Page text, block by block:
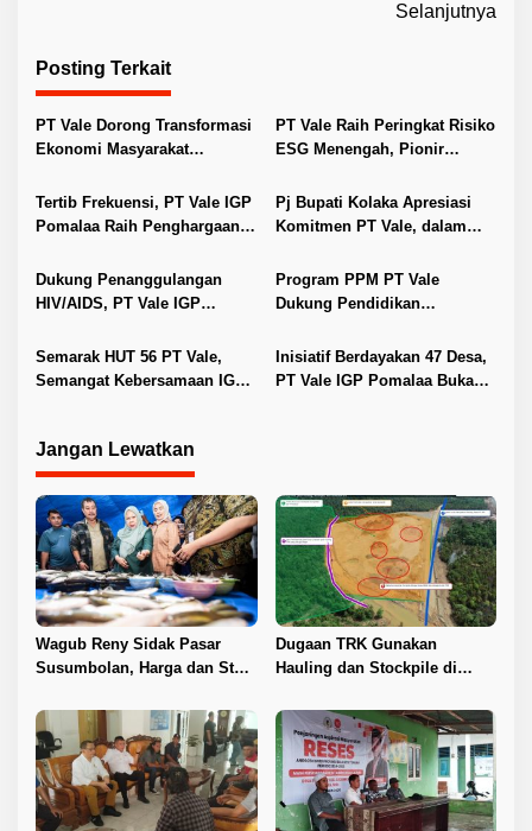
a
s
i
p
o
s
Selanjutnya
Posting Terkait
PT Vale Dorong Transformasi
Ekonomi Masyarakat
PT Vale Raih Peringkat Risiko
ESG Menengah, Pionir
Tertib Frekuensi, PT Vale IGP
Pomalaa Raih Penghargaan
Pj Bupati Kolaka Apresiasi
Komitmen PT Vale, dalam
Berkelanjutan
Dukung Penanggulangan
HIV/AIDS, PT Vale IGP
Kemnaker Kategori Gold
Program PPM PT Vale
Dukung Pendidikan
Kolaka
Semarak HUT 56 PT Vale,
Semangat Kebersamaan IGP
Inisiatif Berdayakan 47 Desa,
PT Vale IGP Pomalaa Buka
Jangan Lewatkan
Wagub Reny Sidak Pasar
Susumbolan, Harga dan Stok
Dugaan TRK Gunakan
Hauling dan Stockpile di
Antam Buka Peta IUP